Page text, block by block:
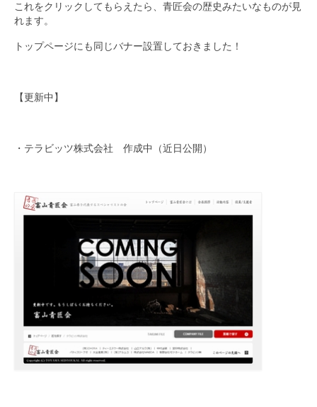
これをクリックしてもらえたら、青匠会の歴史みたいなものが見
れます。
トップページにも同じバナー設置しておきました！
【更新中】
・テラビッツ株式会社 作成中（近日公開）